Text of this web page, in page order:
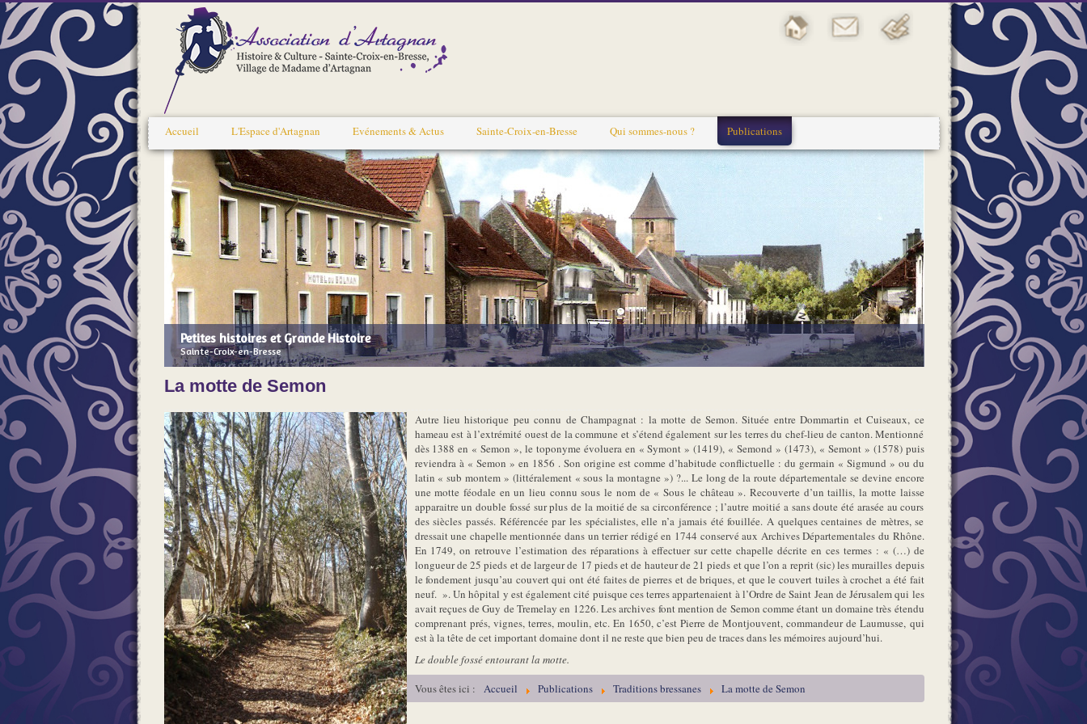
Accueil L'Espace d'Artagnan Evénements & Actus Sainte-Croix-en-Bresse Qui sommes-nous ? Publications
Petites histoires et Grande Histoire
Sainte-Croix-en-Bresse
La motte de Semon
Autre lieu historique peu connu de Champagnat : la motte de Semon. Située entre Dommartin et Cuiseaux, ce
hameau est à l’extrémité ouest de la commune et s’étend également sur les terres du chef-lieu de canton. Mentionné
dès 1388 en « Semon », le toponyme évoluera en « Symont » (1419), « Semond » (1473), « Semont » (1578) puis
reviendra à « Semon » en 1856 . Son origine est comme d’habitude conflictuelle : du germain « Sigmund » ou du
latin « sub montem » (littéralement « sous la montagne ») ?... Le long de la route départementale se devine encore
une motte féodale en un lieu connu sous le nom de « Sous le château ». Recouverte d’un taillis, la motte laisse
apparaitre un double fossé sur plus de la moitié de sa circonférence ; l’autre moitié a sans doute été arasée au cours
des siècles passés. Référencée par les spécialistes, elle n’a jamais été fouillée. A quelques centaines de mètres, se
dressait une chapelle mentionnée dans un terrier rédigé en 1744 conservé aux Archives Départementales du Rhône.
En 1749, on retrouve l’estimation des réparations à effectuer sur cette chapelle décrite en ces termes : « (…) de
longueur de 25 pieds et de largeur de 17 pieds et de hauteur de 21 pieds et que l’on a reprit (sic) les murailles depuis
le fondement jusqu’au couvert qui ont été faites de pierres et de briques, et que le couvert tuiles à crochet a été fait
neuf. ». Un hôpital y est également cité puisque ces terres appartenaient à l’Ordre de Saint Jean de Jérusalem qui les
avait reçues de Guy de Tremelay en 1226. Les archives font mention de Semon comme étant un domaine très étendu
comprenant prés, vignes, terres, moulin, etc. En 1650, c’est Pierre de Montjouvent, commandeur de Laumusse, qui
est à la tête de cet important domaine dont il ne reste que bien peu de traces dans les mémoires aujourd’hui.
Le double fossé entourant la motte.
Vous êtes ici :
Accueil Publications Traditions bressanes La motte de Semon